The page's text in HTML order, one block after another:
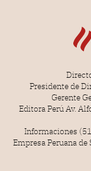
Presidente de
Gerente
Editora Perú Av.
Informaciones
Empresa Peruana